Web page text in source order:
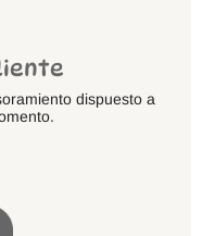
dispuesto a